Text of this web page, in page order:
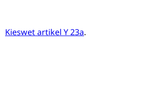
Kieswet artikel Y 23a.